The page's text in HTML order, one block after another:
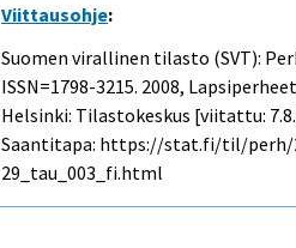
Viittausohje:
Suomen virallinen tilasto (SVT):
ISSN=1798-3215. 2008,
Helsinki: Tilastokeskus [viitattu:
Saantitapa: https://stat.fi/til/perh/
29_tau_003_fi.html